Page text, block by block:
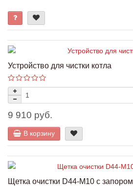
Устройство для чистки котла
9 910 руб.
В корзину
Щетка очистки D44-М10 с запором